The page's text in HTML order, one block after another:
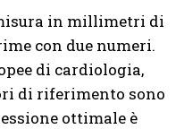
in millimetri di
con due numeri.
di cardiologia,
di riferimento sono
ottimale è